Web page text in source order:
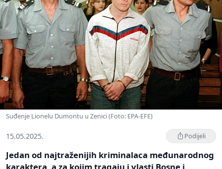
Suđenje Lionelu Dumontu u Zenici (Foto: EPA-EFE)
15.05.2025. Podijeli
Jedan od najtraženijih kriminalaca međunarodnog
karaktera, a za kojim tragaju i vlasti Bosne i